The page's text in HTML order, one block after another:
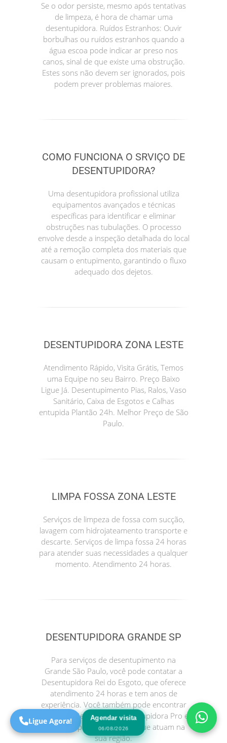
Se o odor persiste, mesmo após tentativas
de limpeza, é hora de chamar uma
desentupidora. Ruídos Estranhos: Ouvir
borbulhas ou ruídos estranhos quando a
água escoa pode indicar ar preso nos
canos, sinal de que existe uma obstrução.
Estes sons não devem ser ignorados, pois
podem prever problemas maiores.
COMO FUNCIONA O SRVIÇO DE
DESENTUPIDORA?
Uma desentupidora profissional utiliza
equipamentos avançados e técnicas
específicas para identificar e eliminar
obstruções nas tubulações. O processo
envolve desde a inspeção detalhada do local
até a remoção completa dos materiais que
causam o entupimento, garantindo o fluxo
adequado dos dejetos.
DESENTUPIDORA ZONA LESTE
Atendimento Rápido, Visita Grátis, Temos
uma Equipe no seu Bairro. Preço Baixo
Ligue Já. Desentupimento Pias, Ralos, Vaso
Sanitário, Caixa de Esgotos e Calhas
entupida Plantão 24h. Melhor Preço de São
Paulo.
LIMPA FOSSA ZONA LESTE
Serviços de limpeza de fossa com sucção,
lavagem com hidrojateamento transporte e
descarte. Serviços de limpa fossa 24 horas
para atender suas necessidades a qualquer
momento. Atendimento 24 horas.
DESENTUPIDORA GRANDE SP
Para serviços de desentupimento na
Grande São Paulo, você pode contatar a
Desentupidora Rei do Esgoto, que oferece
atendimento 24 horas e tem anos de
experiência. Você também pode encontrar
outras opções como a Desentupidora Pro e
a Desentupidora no Bairro, que atuam na
sua região.
Agendar visita
06/08/2026
Precisa de Ajuda?
São Paulo! Precisa de
ajuda?
Online
Ligue Agora!